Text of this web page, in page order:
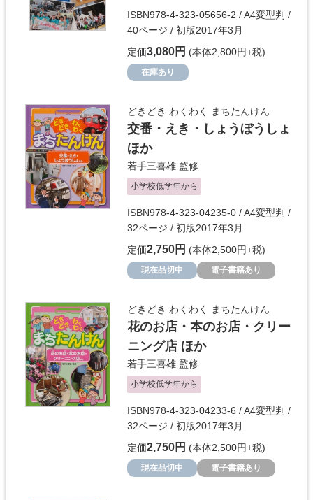
ISBN978-4-323-05656-2 / A4変型判 /
40ページ / 初版2017年3月
定価3,080円 (本体2,800円+税)
在庫あり
どきどき わくわく まちたんけん
交番・えき・しょうぼうしょ
ほか
若手三喜雄 監修
小学校低学年から
ISBN978-4-323-04235-0 / A4変型判 /
32ページ / 初版2017年3月
定価2,750円 (本体2,500円+税)
現在品切中 電子書籍あり
どきどき わくわく まちたんけん
花のお店・本のお店・クリー
ニング店 ほか
若手三喜雄 監修
小学校低学年から
ISBN978-4-323-04233-6 / A4変型判 /
32ページ / 初版2017年3月
定価2,750円 (本体2,500円+税)
現在品切中 電子書籍あり